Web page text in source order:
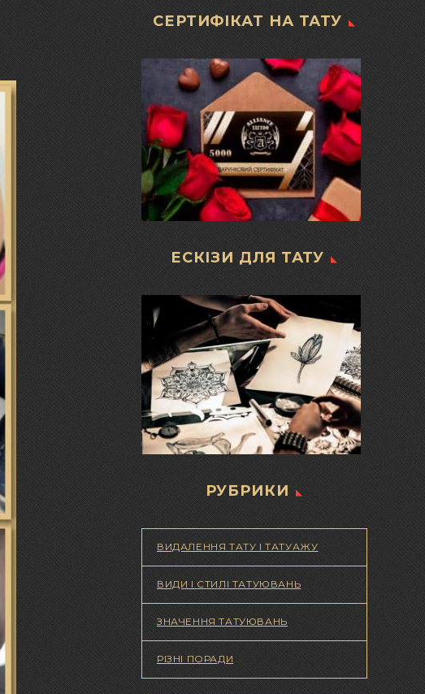
СЕРТИФІКАТ НА ТАТУ
ЕСКІЗИ ДЛЯ ТАТУ
РУБРИКИ
ВИДАЛЕННЯ ТАТУ І ТАТУАЖУ
ВИДИ І СТИЛІ ТАТУЮВАНЬ
ЗНАЧЕННЯ ТАТУЮВАНЬ
РІЗНІ ПОРАДИ